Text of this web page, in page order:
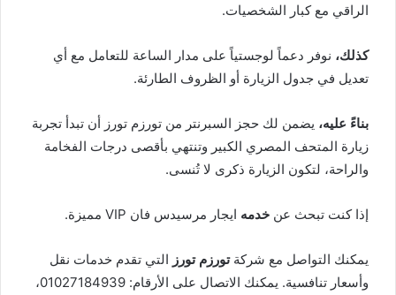
الراقي مع كبار الشخصيات.
كذلك، نوفر دعماً لوجستياً على مدار الساعة للتعامل مع أي
تعديل في جدول الزيارة أو الظروف الطارئة.
بناءً عليه، يضمن لك حجز السبرنتر من تورزم تورز أن تبدأ تجربة
زيارة المتحف المصري الكبير وتنتهي بأقصى درجات الفخامة
والراحة، لتكون الزيارة ذكرى لا تُنسى.
إذا كنت تبحث عن خدمه ايجار مرسيدس فان VIP مميزة.
يمكنك التواصل مع شركةتورزم تورز التي تقدم خدمات نقل
وأسعار تنافسية. يمكنك الاتصال على الأرقام: 01027184939،